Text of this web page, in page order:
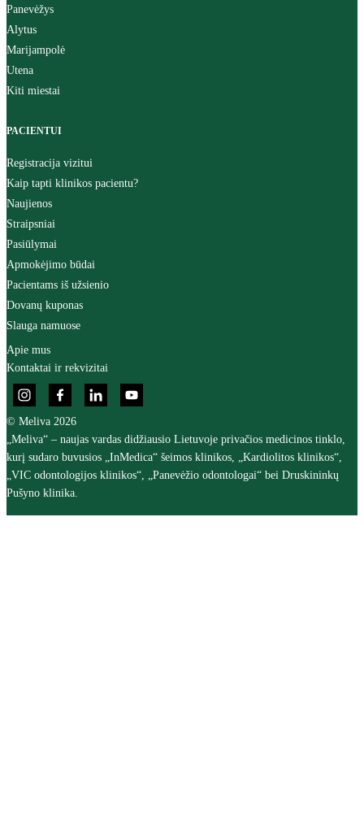
Panevėžys
Alytus
Marijampolė
Utena
Kiti miestai
PACIENTUI
Registracija vizitui
Kaip tapti klinikos pacientu?
Naujienos
Straipsniai
Pasiūlymai
Apmokėjimo būdai
Pacientams iš užsienio
Dovanų kuponas
Slauga namuose
Apie mus
Kontaktai ir rekvizitai
© Meliva 2026
„Meliva“ – naujas vardas didžiausio Lietuvoje privačios medicinos tinklo,
kurį sudaro buvusios „InMedica“ šeimos klinikos, „Kardiolitos klinikos“,
„VIC odontologijos klinikos“, „Panevėžio odontologai“ bei Druskininkų
Pušyno klinika.